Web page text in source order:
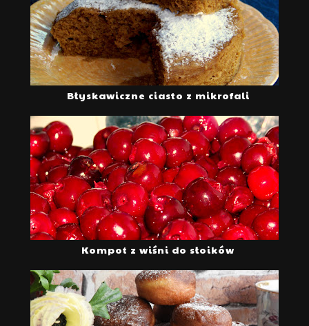
Błyskawiczne ciasto z mikrofali
Kompot z wiśni do słoików